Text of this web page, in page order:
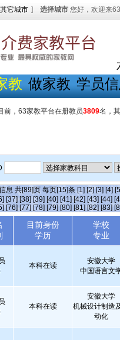
它城市 ] 选择城市 您好，欢迎来
教 做家教 学员
前，63家教平台在册教员3809名，
息 共[89]页 每页[15]条 [1] [2] [3] [4]
[37] [38] [39] [40] [41] [42] [43] [44]
[76] [77] [78] [79] [80] [81] [82] [83]
目前身份
学历
学校
专业
本科在读
安徽大学
中国语言文
本科在读
安徽大学
机械设计制造
动化